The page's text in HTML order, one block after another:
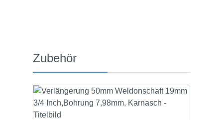
Produktgalerie überspringen
Zubehör